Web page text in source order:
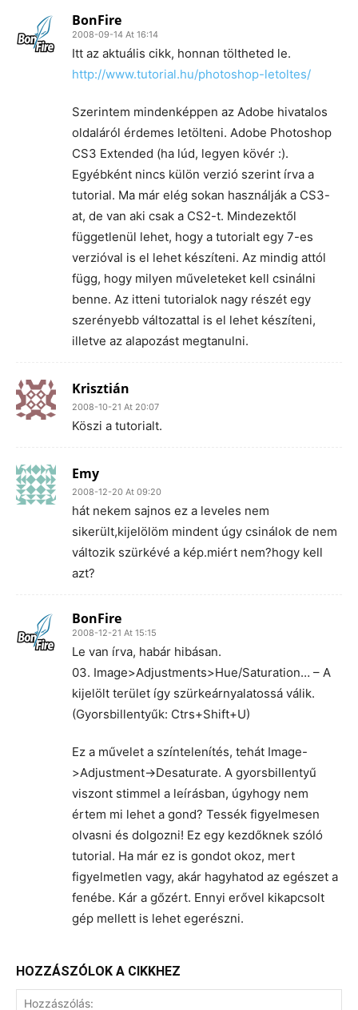
BonFire
2008-09-14 At 16:14
Itt az aktuális cikk, honnan töltheted le.
http://www.tutorial.hu/photoshop-letoltes/
Szerintem mindenképpen az Adobe hivatalos
oldaláról érdemes letölteni. Adobe Photoshop
CS3 Extended (ha lúd, legyen kövér :).
Egyébként nincs külön verzió szerint írva a
tutorial. Ma már elég sokan használják a CS3-
at, de van aki csak a CS2-t. Mindezektől
függetlenül lehet, hogy a tutorialt egy 7-es
verzióval is el lehet készíteni. Az mindig attól
függ, hogy milyen műveleteket kell csinálni
benne. Az itteni tutorialok nagy részét egy
szerényebb változattal is el lehet készíteni,
illetve az alapozást megtanulni.
Krisztián
2008-10-21 At 20:07
Köszi a tutorialt.
Emy
2008-12-20 At 09:20
hát nekem sajnos ez a leveles nem
sikerült,kijelölöm mindent úgy csinálok de nem
változik szürkévé a kép.miért nem?hogy kell
azt?
BonFire
2008-12-21 At 15:15
Le van írva, habár hibásan.
03. Image>Adjustments>Hue/Saturation… – A
kijelölt terület így szürkeárnyalatossá válik.
(Gyorsbillentyűk: Ctrs+Shift+U)
Ez a művelet a színtelenítés, tehát Image-
>Adjustment->Desaturate. A gyorsbillentyű
viszont stimmel a leírásban, úgyhogy nem
értem mi lehet a gond? Tessék figyelmesen
olvasni és dolgozni! Ez egy kezdőknek szóló
tutorial. Ha már ez is gondot okoz, mert
figyelmetlen vagy, akár hagyhatod az egészet a
fenébe. Kár a gőzért. Ennyi erővel kikapcsolt
gép mellett is lehet egerészni.
HOZZÁSZÓLOK A CIKKHEZ